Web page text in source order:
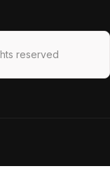
reserved